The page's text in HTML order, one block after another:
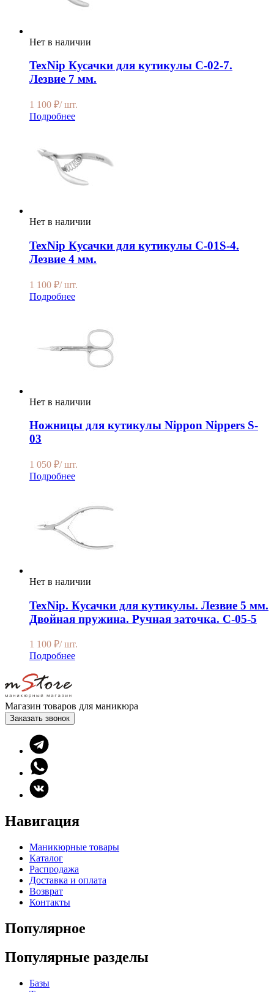
Нет в наличии
TexNip Кусачки для кутикулы C-02-7.
Лезвие 7 мм.
1 100 ₽/ шт.
Подробнее
Нет в наличии
TexNip Кусачки для кутикулы C-01S-4.
Лезвие 4 мм.
1 100 ₽/ шт.
Подробнее
Нет в наличии
Ножницы для кутикулы Nippon Nippers S-
03
1 050 ₽/ шт.
Подробнее
Нет в наличии
TexNip. Кусачки для кутикулы. Лезвие 5 мм.
Двойная пружина. Ручная заточка. C-05-5
1 100 ₽/ шт.
Подробнее
Магазин товаров для маникюра
Заказать звонок
Навигация
Маникюрные товары
Каталог
Распродажа
Доставка и оплата
Возврат
Контакты
Популярное
Популярные разделы
Базы